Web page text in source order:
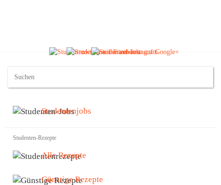
Studentenjobs
Studenten-Rezepte
Alle Rezepte
Günstige Rezepte